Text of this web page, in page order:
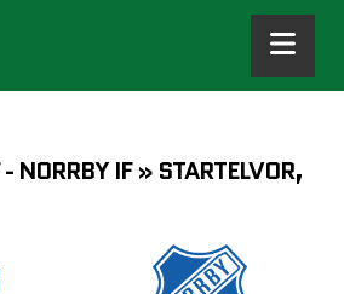
NORRBY IF » STARTELVOR,